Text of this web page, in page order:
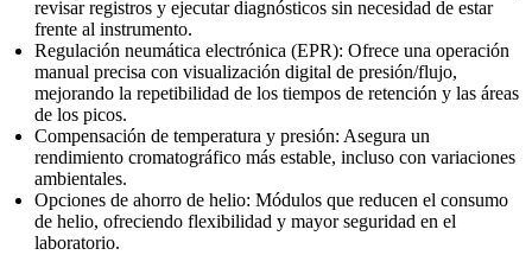
revisar registros y ejecutar diagnósticos sin necesidad de estar
frente al instrumento.
Regulación neumática electrónica (EPR): Ofrece una operación
manual precisa con visualización digital de presión/flujo,
mejorando la repetibilidad de los tiempos de retención y las áreas
de los picos.
Compensación de temperatura y presión: Asegura un
rendimiento cromatográfico más estable, incluso con variaciones
ambientales.
Opciones de ahorro de helio: Módulos que reducen el consumo
de helio, ofreciendo flexibilidad y mayor seguridad en el
laboratorio.